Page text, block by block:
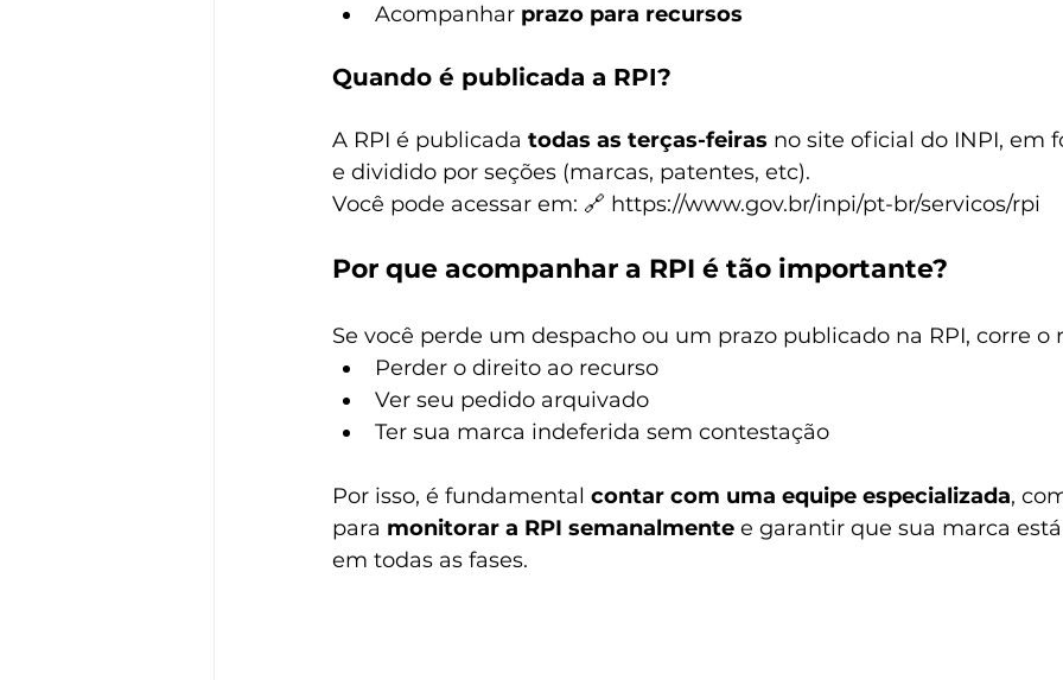
Acompanhar prazo para recursos
Quando é publicada a RPI?
A RPI é publicada todas as terças-feiras no site oficial do INPI, em
e dividido por seções (marcas, patentes, etc).
Você pode acessar em: 🔗 https://www.gov.br/inpi/pt-br/servicos/rpi
Por que acompanhar a RPI é tão importante?
Se você perde um despacho ou um prazo publicado na RPI, corre o
Perder o direito ao recurso
Ver seu pedido arquivado
Ter sua marca indeferida sem contestação
Por isso, é fundamental contar com uma equipe especializada,
para monitorar a RPI semanalmente e garantir que sua marca
em todas as fases.